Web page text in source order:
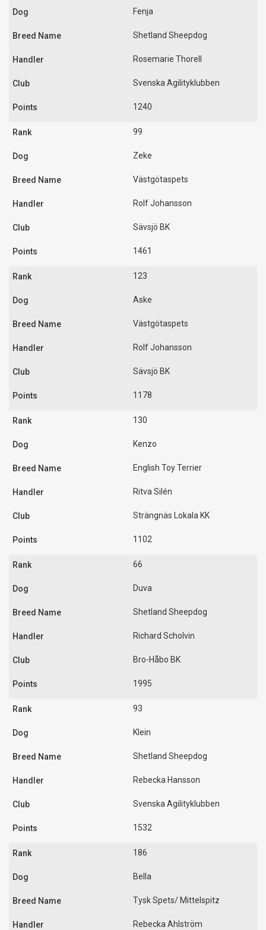
Fenja
Shetland Sheepdog
Rosemarie Thorell
Svenska Agilityklubben
1240
99
Zeke
Västgötaspets
Rolf Johansson
Sävsjö BK
1461
123
Aske
Västgötaspets
Rolf Johansson
Sävsjö BK
1178
130
Kenzo
English Toy Terrier
Ritva Silén
Strängnäs Lokala KK
1102
66
Duva
Shetland Sheepdog
Richard Scholvin
Bro-Håbo BK
1995
93
Klein
Shetland Sheepdog
Rebecka Hansson
Svenska Agilityklubben
1532
186
Bella
Tysk Spets/ Mittelspitz
Rebecka Ahlström